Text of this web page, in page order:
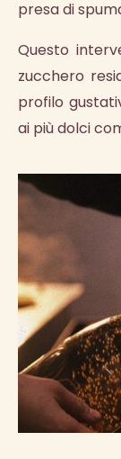
presa di
Questo
zucchero
profilo
ai più dolci